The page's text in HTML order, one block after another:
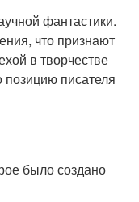
фантастики.
что признают
в творчестве
позицию писателя
было создано